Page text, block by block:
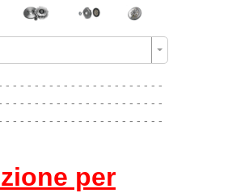
- - - - - - - - - - - - - - - - - - - - - -
- - - - - - - - - - - - - - - - - - - - - -
- - - - - - - - - - - - - - - - - - - - - -
per